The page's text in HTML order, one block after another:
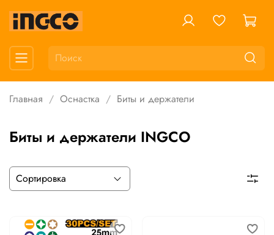
Главная Оснастка Биты и держатели
Биты и держатели INGCO